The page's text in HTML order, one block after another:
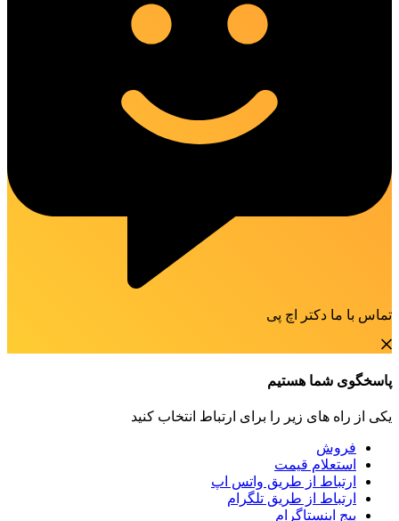
تماس با ما دکتر اچ پی
پاسخگوی شما هستیم
یکی از راه های زیر را برای ارتباط انتخاب کنید
فروش
استعلام قیمت
ارتباط از طریق واتس اپ
ارتباط از طریق تلگرام
پیج اینستاگرام